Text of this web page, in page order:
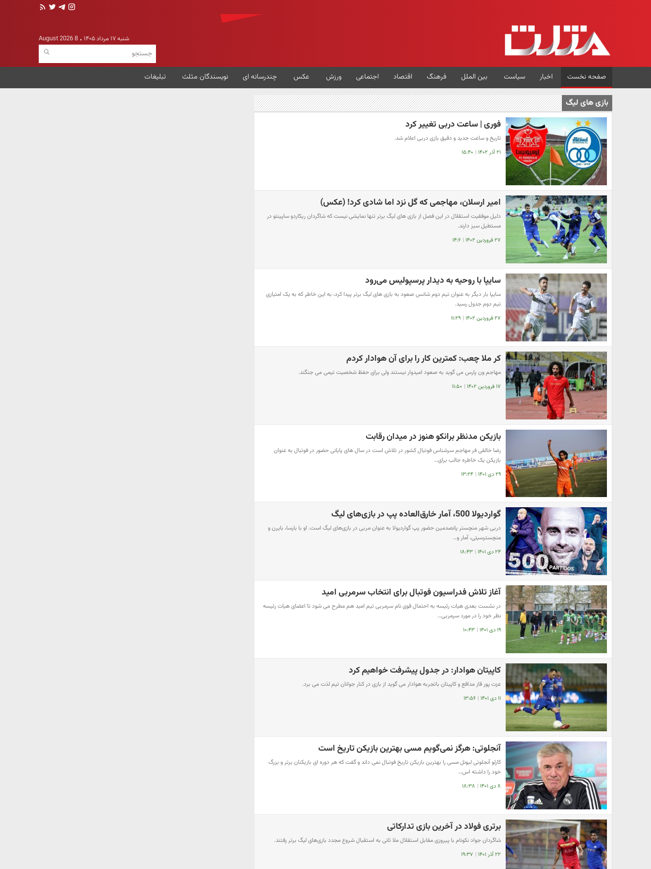
شنبه ۱۷ مرداد ۱۴۰۵ 8 August 2026
صفحه نخست اخبار سیاست بین الملل فرهنگ اقتصاد اجتماعی ورزش عکس چندرسانه ای نویسندگان مثلث تبلیغات
بازی های لیگ
فوری | ساعت دربی تغییر کرد
تاریخ و ساعت جدید و دقیق بازی دربی اعلام شد.
۲۱ آذر ۱۴۰۲ | ۱۵:۴۰
امیر ارسلان، مهاجمی که گل نزد اما شادی کرد! (عکس)
دلیل موفقیت استقلال در این فصل از بازی های لیگ برتر تنها نمایشی نیست که شاگردان ریکاردو ساپینتو در
مستطیل سبز دارند.
۲۷ فروردین ۱۴۰۲ | ۱۴:۶
سایپا با روحیه به دیدار پرسپولیس می‌رود
سایپا بار دیگر به عنوان تیم دوم شانس صعود به بازی های لیگ برتر پیدا کرد، به این خاطر که به یک امتیازی
تیم دوم جدول رسید.
۲۷ فروردین ۱۴۰۲ | ۱۱:۲۹
کر ملا چعب: کمترین کار را برای آن هوادار کردم
مهاجم ون پارس می گوید به صعود امیدوار نیستند ولی برای حفظ شخصیت تیمی می جنگند.
۱۷ فروردین ۱۴۰۲ | ۱۱:۵۰
بازیکن مدنظر برانکو هنوز در میدان رقابت
رضا خالقی فر مهاجم سرشناس فوتبال کشور در تلاش است در سال های پایانی حضور در فوتبال به عنوان
بازیکن یک خاطره جالب برای…
۲۹ دی ۱۴۰۱ | ۱۳:۲۴
گواردیولا 500، آمار خارق‌العاده پپ در بازی‌های لیگ
دربی شهر منچستر پانصدمین حضور پپ گواردیولا به عنوان مربی در بازی‌های لیگ است. او با بارسا، بایرن و
منچسترسیتی، آمار و…
۲۴ دی ۱۴۰۱ | ۱۸:۴۳
آغاز تلاش فدراسیون فوتبال برای انتخاب سرمربی امید
در نشست بعدی هیات رئیسه به احتمال قوی نام سرمربی تیم امید هم مطرح می شود تا اعضای هیات رئیسه
نظر خود را در مورد سرمربی…
۱۹ دی ۱۴۰۱ | ۱۰:۴۳
کاپیتان هوادار: در جدول پیشرفت خواهیم کرد
عزت پور قاز مدافع و کاپیتان باتجربه هوادار می گوید از بازی در کنار جوانان تیم لذت می برد.
۱۱ دی ۱۴۰۱ | ۱۳:۵۶
آنجلوتی: هرگز نمی‌گویم مسی بهترین بازیکن تاریخ است
کارلو آنجلوتی لیونل مسی را بهترین بازیکن تاریخ فوتبال نمی داند و گفت که هر دوره ای بازیکنان برتر و بزرگ
خود را داشته اس…
۸ دی ۱۴۰۱ | ۱۸:۳۸
برتری فولاد در آخرین بازی تدارکاتی
شاگردان جواد نکونام با پیروزی مقابل استقلال ملا ثانی به استقبال شروع مجدد بازی‌های لیگ برتر رفتند.
۲۲ آذر ۱۴۰۱ | ۱۹:۳۷